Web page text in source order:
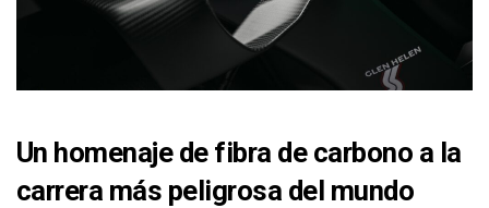
Un homenaje de fibra de carbono a la
carrera más peligrosa del mundo